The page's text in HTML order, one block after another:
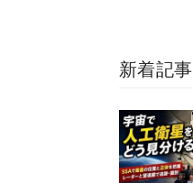
新着記事